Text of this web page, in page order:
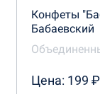
Конфеты
Бабаевский
Цена: 199